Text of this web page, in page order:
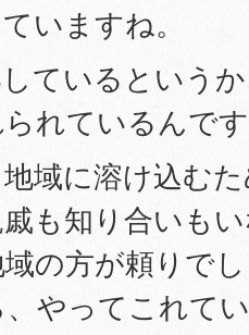
いますね。
しているという
れているんで
地域に溶け込む
も知り合いも
の方が頼りで
やってこれて